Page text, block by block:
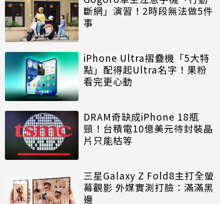
斷網」演習！2時段無法做5件
事
iPhone Ultra摺疊機「5大特
點」配得起Ultra名字！果粉
看完更心動
DRAM奇缺成iPhone 18瓶
頸！台積電10億美元待封裝晶
片只能枯等
三星Galaxy Z Fold8主打全螢
幕觀影 外媒實測打臉：滿滿黑
邊